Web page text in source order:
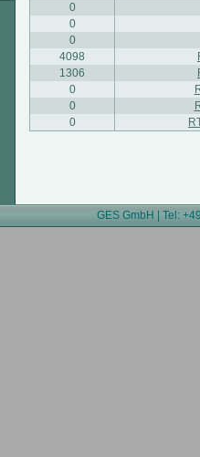
0
0
0
4098
1306
0
0
0
GES GmbH | Tel: